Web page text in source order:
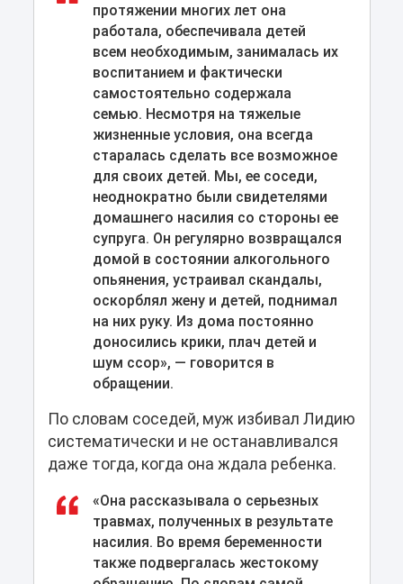
протяжении многих лет она
работала, обеспечивала детей
всем необходимым, занималась их
воспитанием и фактически
самостоятельно содержала
семью. Несмотря на тяжелые
жизненные условия, она всегда
старалась сделать все возможное
для своих детей. Мы, ее соседи,
неоднократно были свидетелями
домашнего насилия со стороны ее
супруга. Он регулярно возвращался
домой в состоянии алкогольного
опьянения, устраивал скандалы,
оскорблял жену и детей, поднимал
на них руку. Из дома постоянно
доносились крики, плач детей и
шум ссор», — говорится в
обращении.
По словам соседей, муж избивал Лидию
систематически и не останавливался
даже тогда, когда она ждала ребенка.
«Она рассказывала о серьезных
травмах, полученных в результате
насилия. Во время беременности
также подвергалась жестокому